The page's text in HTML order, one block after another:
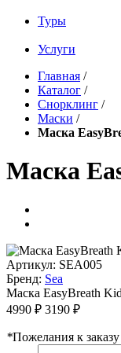
Туры
Услуги
Главная /
Каталог /
Снорклинг /
Маски /
Маска
Маска
Артикул: SEA005
Бренд: Sea
Маска EasyBreath
4990 ₽ 3190 ₽
*Пожелания к